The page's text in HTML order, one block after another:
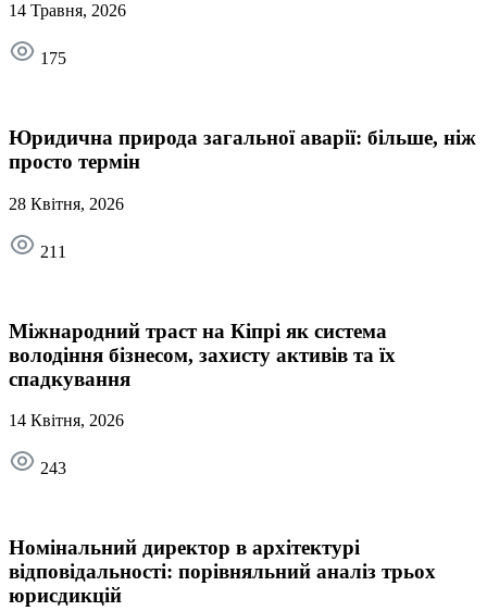
14 Травня, 2026
175
Юридична природа загальної аварії: більше, ніж
просто термін
28 Квітня, 2026
211
Міжнародний траст на Кіпрі як система
володіння бізнесом, захисту активів та їх
спадкування
14 Квітня, 2026
243
Номінальний директор в архітектурі
відповідальності: порівняльний аналіз трьох
юрисдикцій